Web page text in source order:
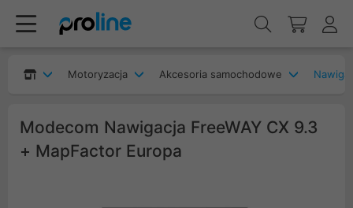
Motoryzacja Akcesoria samochodowe
Modecom Nawigacja FreeWAY CX 9.3
+ MapFactor Europa